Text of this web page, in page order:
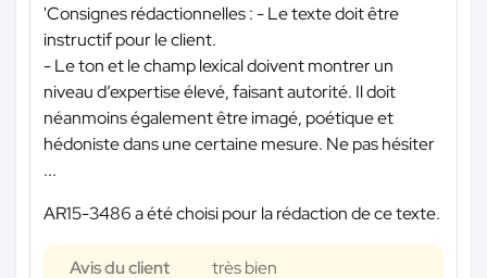
'Consignes rédactionnelles : - Le texte doit être
instructif pour le client.
- Le ton et le champ lexical doivent montrer un
niveau d’expertise élevé, faisant autorité. Il doit
néanmoins également être imagé, poétique et
hédoniste dans une certaine mesure. Ne pas hésiter
...
AR15-3486 a été choisi pour la rédaction de ce texte.
Avis du client très bien